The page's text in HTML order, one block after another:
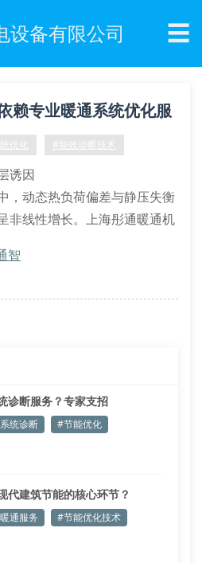
设备有限公司 ☰
赖专业暖通系统优化服
优化 #能效诊断技术
诱因
，动态热负荷偏差与静压失衡
非线性增长。上海彤通暖通机
道阻抗突变点和换热器结垢
智
诊断服务？专家支招
统诊断 #节能优化
代建筑节能的核心环节？
通服务 #节能优化技术